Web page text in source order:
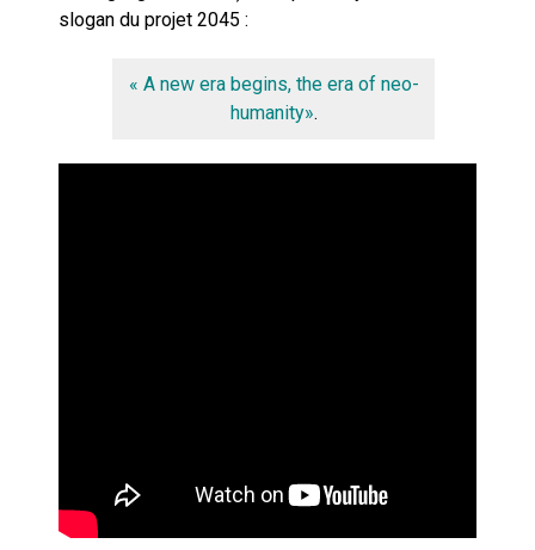
slogan du projet 2045 :
« A new era begins, the era of neo-
humanity».